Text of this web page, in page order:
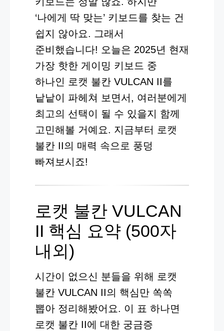
‘나에게 딱 맞는’ 키보드를 찾는 건
쉽지 않아요. 그래서
준비했습니다! 오늘은 2025년 현재
가장 핫한 게이밍 키보드 중
하나인 로캣 불칸 VULCAN II를
낱낱이 파헤쳐 보면서, 여러분에게
최고의 선택이 될 수 있을지 함께
고민해볼 거예요. 지금부터 로캣
불칸 II의 매력 속으로 풍덩
빠져보시죠!
로캣 불칸 VULCAN
II 핵심 요약 (500자
내외)
시간이 없으신 분들을 위해 로캣
불칸 VULCAN II의 핵심만 쏙쏙
뽑아 정리해봤어요. 이 표 하나면
로캣 불칸 II에 대한 궁금증